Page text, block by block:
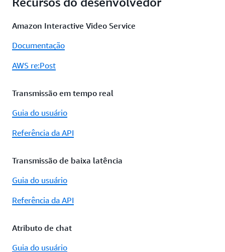
Amazon Interactive Video Service
Documentação
AWS re:Post
Transmissão em tempo real
Guia do usuário
Referência da API
Transmissão de baixa latência
Guia do usuário
Referência da API
Atributo de chat
Guia do usuário